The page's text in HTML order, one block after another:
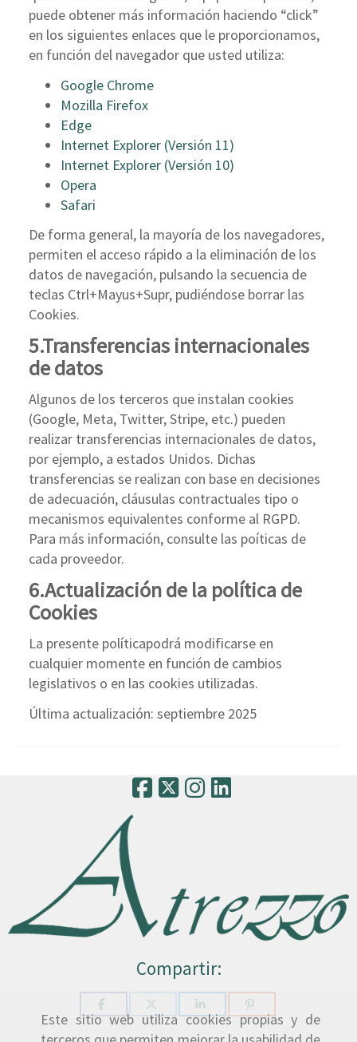
Este sitio web utiliza cookies propias y de
puede obtener más información haciendo “click”
en los siguientes enlaces que le proporcionamos,
en función del navegador que usted utiliza:
Google Chrome
Mozilla Firefox
Edge
Internet Explorer (Versión 11)
Internet Explorer (Versión 10)
Opera
Safari
De forma general, la mayoría de los navegadores,
permiten el acceso rápido a la eliminación de los
datos de navegación, pulsando la secuencia de
teclas Ctrl+Mayus+Supr, pudiéndose borrar las
Cookies.
5.Transferencias internacionales
de datos
Algunos de los terceros que instalan cookies
(Google, Meta, Twitter, Stripe, etc.) pueden
realizar transferencias internacionales de datos,
por ejemplo, a estados Unidos. Dichas
transferencias se realizan con base en decisiones
de adecuación, cláusulas contractuales tipo o
mecanismos equivalentes conforme al RGPD.
Para más información, consulte las poíticas de
cada proveedor.
6.Actualización de la política de
Cookies
La presente políticapodrá modificarse en
cualquier momente en función de cambios
legislativos o en las cookies utilizadas.
Última actualización: septiembre 2025
Compartir: